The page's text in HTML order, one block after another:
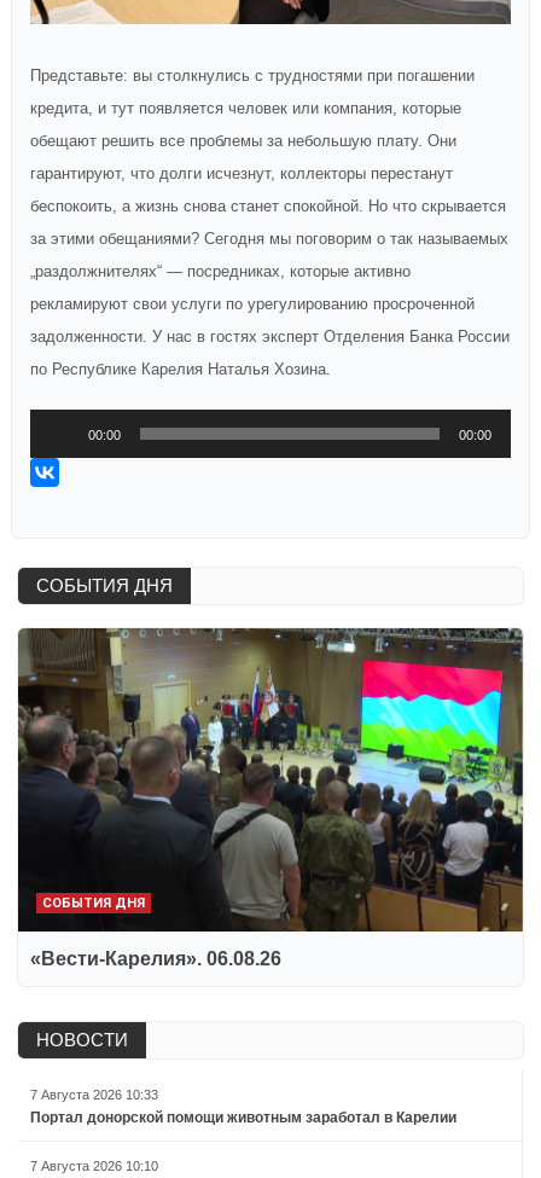
Представьте: вы столкнулись с трудностями при погашении
кредита, и тут появляется человек или компания, которые
обещают решить все проблемы за небольшую плату. Они
гарантируют, что долги исчезнут, коллекторы перестанут
беспокоить, а жизнь снова станет спокойной. Но что скрывается
за этими обещаниями? Сегодня мы поговорим о так называемых
„раздолжнителях“ — посредниках, которые активно
рекламируют свои услуги по урегулированию просроченной
задолженности. У нас в гостях эксперт Отделения Банка России
по Республике Карелия Наталья Хозина.
00:00 00:00
СОБЫТИЯ ДНЯ
СОБЫТИЯ ДНЯ
«Вести-Карелия». 06.08.26
НОВОСТИ
7 Августа 2026 10:33
Портал донорской помощи животным заработал в Карелии
7 Августа 2026 10:10